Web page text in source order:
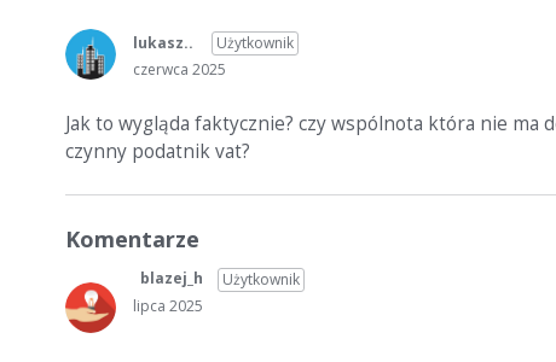
lukasz..
Użytkownik
czerwca 2025
Jak to wygląda faktycznie? czy wspólnota która nie
czynny podatnik vat?
Komentarze
blazej_h
Użytkownik
lipca 2025